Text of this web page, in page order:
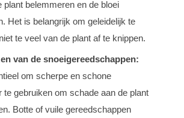
plant belemmeren en de bloei
Het is belangrijk om geleidelijk te
te veel van de plant af te knippen.
van de snoeigereedschappen:
om scherpe en schone
te gebruiken om schade aan de plant
Botte of vuile gereedschappen